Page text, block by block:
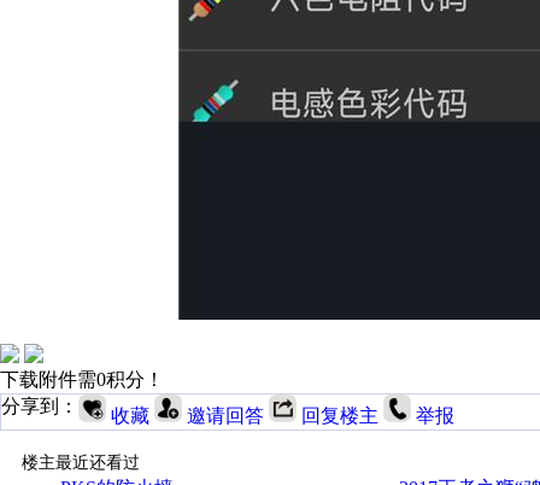
下载附件需0积分！
分享到：
收藏 邀请回答 回复楼主 举报
楼主最近还看过